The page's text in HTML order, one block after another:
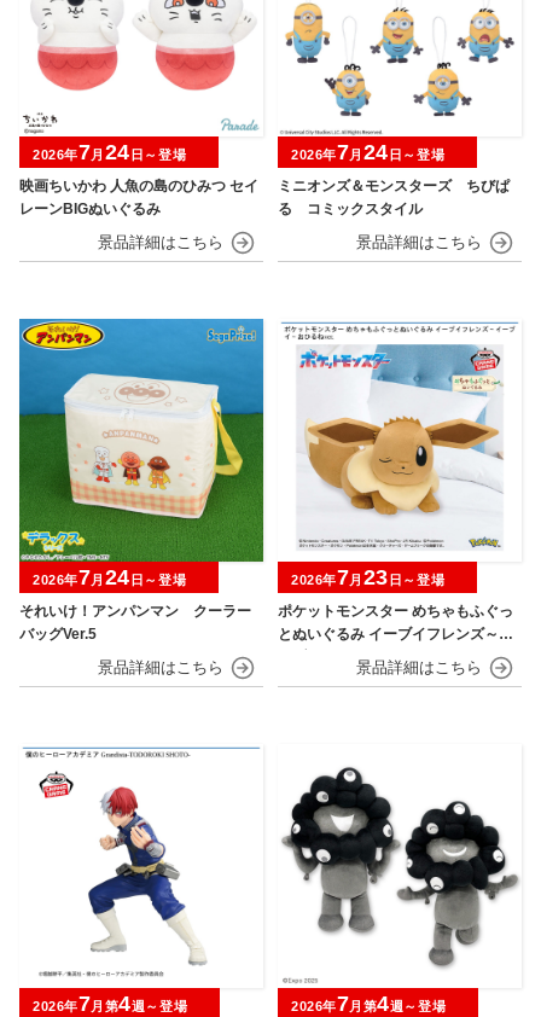
映画ちいかわ 人魚の島のひみつ セイ
レーンBIGぬいぐるみ
2026年7月 24 日～登場
ミニオンズ＆モンスターズ ちびぱ
る コミックスタイル
2026年7月 24 日～登場
それいけ！アンパンマン クーラー
バッグVer.5
2026年7月 24 日～登場
ポケットモンスター めちゃもふぐっ
とぬいぐるみ イーブイフレンズ～イ
ーブイ～おひるねver.
2026年7月 23 日～登場
2026年7月第4週～登場 2026年7月第4週～登場